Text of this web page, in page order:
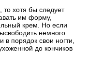
хотя бы следует
им форму,
крем. Но если
немного
порядок свои ногти,
до кончиков